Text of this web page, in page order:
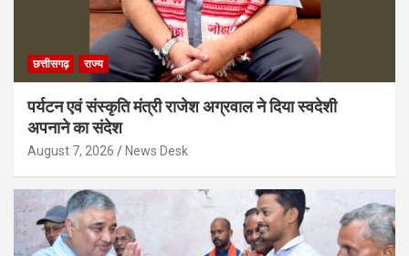
छत्तीसगढ़ राज्य
पर्यटन एवं संस्कृति मंत्री राजेश अग्रवाल ने दिया स्वदेशी
अपनाने का संदेश
August 7, 2026 News Desk